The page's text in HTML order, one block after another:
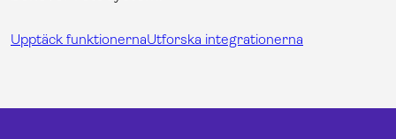
Upptäck funktionernaUtforska integrationerna